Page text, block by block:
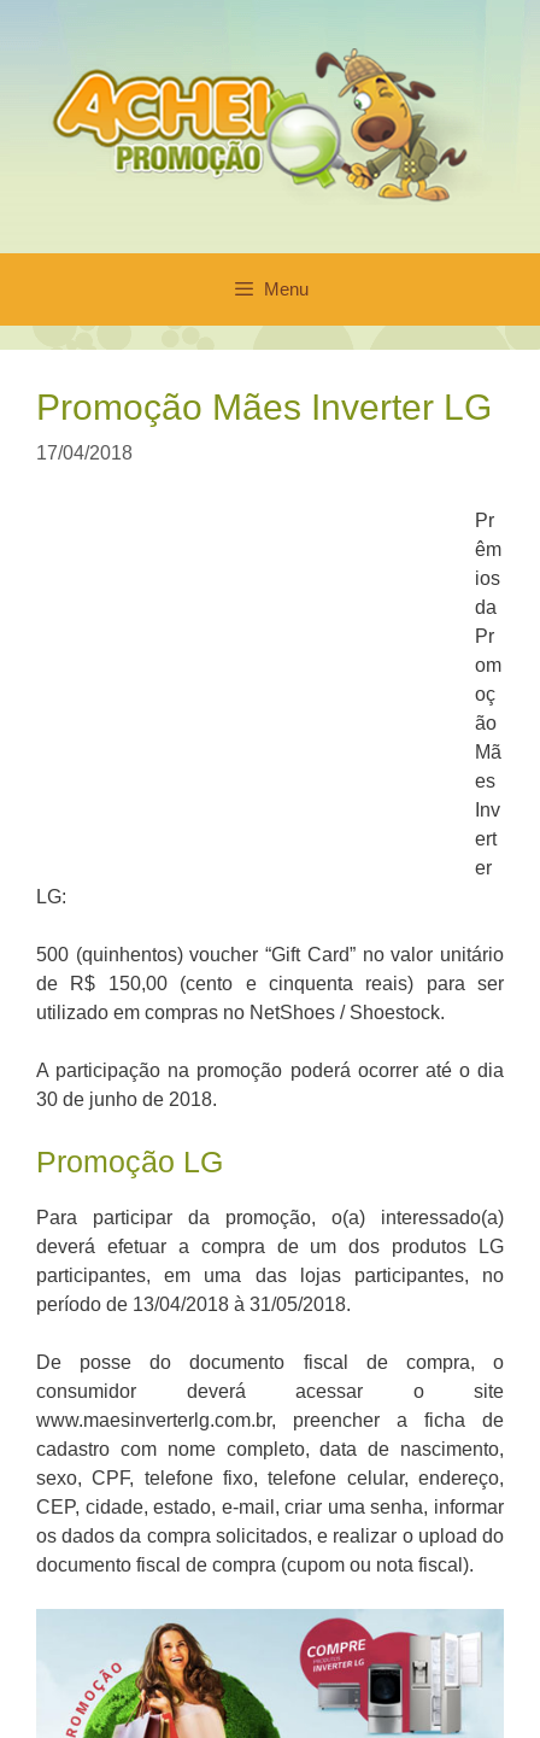
conteúdo
Menu
Promoção Mães Inverter LG
17/04/2018
Pr
êm
ios
da
Pr
om
oç
ão
Mã
es
Inv
ert
er
LG:
500 (quinhentos) voucher “Gift Card” no valor unitário
de R$ 150,00 (cento e cinquenta reais) para ser
utilizado em compras no NetShoes / Shoestock.
A participação na promoção poderá ocorrer até o dia
30 de junho de 2018.
Promoção LG
Para participar da promoção, o(a) interessado(a)
deverá efetuar a compra de um dos produtos LG
participantes, em uma das lojas participantes, no
período de 13/04/2018 à 31/05/2018.
De posse do documento fiscal de compra, o
consumidor deverá acessar o site
www.maesinverterlg.com.br, preencher a ficha de
cadastro com nome completo, data de nascimento,
sexo, CPF, telefone fixo, telefone celular, endereço,
CEP, cidade, estado, e-mail, criar uma senha, informar
os dados da compra solicitados, e realizar o upload do
documento fiscal de compra (cupom ou nota fiscal).